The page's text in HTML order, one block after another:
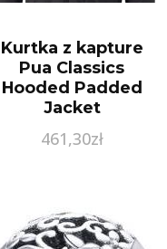
Kurtka z kapture
Pua Classics
Hooded Padded
Jacket
461,30zł